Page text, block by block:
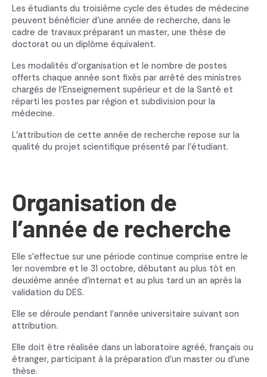
Les étudiants du troisième cycle des études de médecine
peuvent bénéficier d’une année de recherche, dans le
cadre de travaux préparant un master, une thèse de
doctorat ou un diplôme équivalent.
Les modalités d’organisation et le nombre de postes
offerts chaque année sont fixés par arrêté des ministres
chargés de l’Enseignement supérieur et de la Santé et
réparti les postes par région et subdivision pour la
médecine.
L’attribution de cette année de recherche repose sur la
qualité du projet scientifique présenté par l’étudiant.
Organisation de
l’année de recherche
Elle s’effectue sur une période continue comprise entre le
1er novembre et le 31 octobre, débutant au plus tôt en
deuxième année d’internat et au plus tard un an après la
validation du DES.
Elle se déroule pendant l’année universitaire suivant son
attribution.
Elle doit être réalisée dans un laboratoire agréé, français ou
étranger, participant à la préparation d’un master ou d’une
thèse.